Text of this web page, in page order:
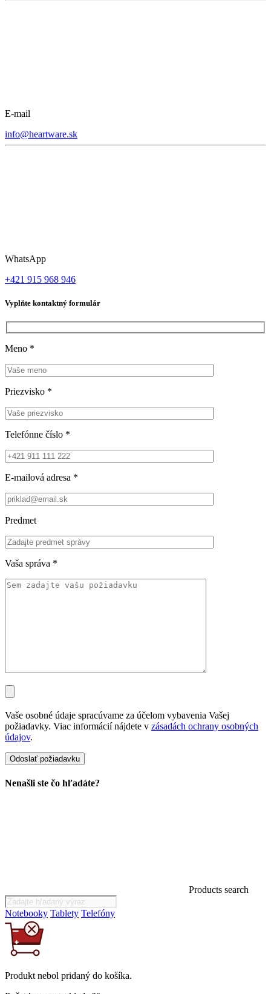
E-mail
info@heartware.sk
WhatsApp
+421 915 968 946
Vyplňte kontaktný formulár
Meno *
Priezvisko *
Telefónne číslo *
E-mailová adresa *
Predmet
Vaša správa *
Vaše osobné údaje spracúvame za účelom vybavenia Vašej
požiadavky. Viac informácií nájdete v zásadách ochrany osobných
údajov.
Nenašli ste čo hľadáte?
Products search
Notebooky Tablety Telefóny
Produkt nebol pridaný do košíka.